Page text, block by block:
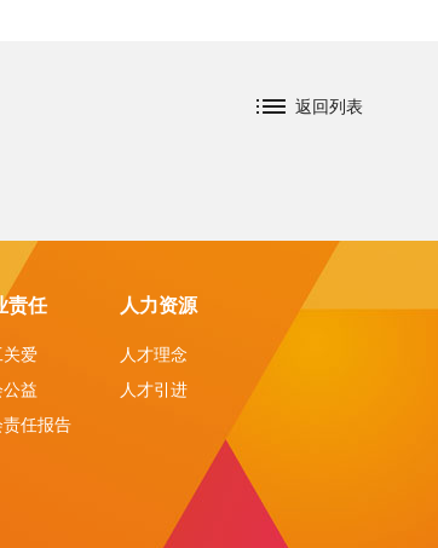
返回列表
责任
关爱
益
责任报告
人力资源
人才理念
人才引进